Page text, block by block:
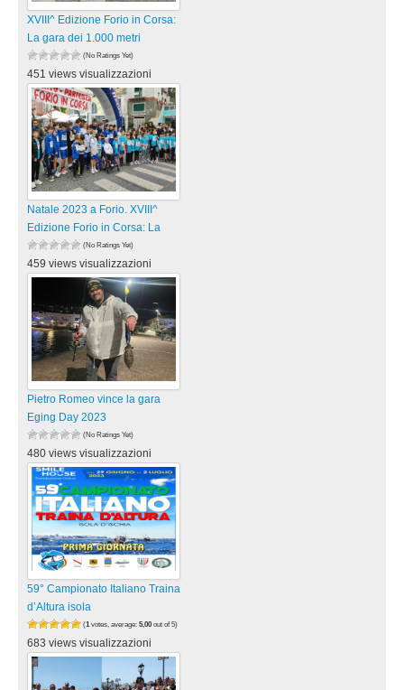
XVIII^ Edizione Forio in Corsa:
La gara dei 1.000 metri
(No Ratings Yet)
451 views visualizzazioni
Natale 2023 a Forio. XVIII^
Edizione Forio in Corsa: La
(No Ratings Yet)
459 views visualizzazioni
Pietro Romeo vince la gara
Eging Day 2023
(No Ratings Yet)
480 views visualizzazioni
59° Campionato Italiano Traina
d’Altura isola
(1 votes, average: 5,00 out of 5)
683 views visualizzazioni